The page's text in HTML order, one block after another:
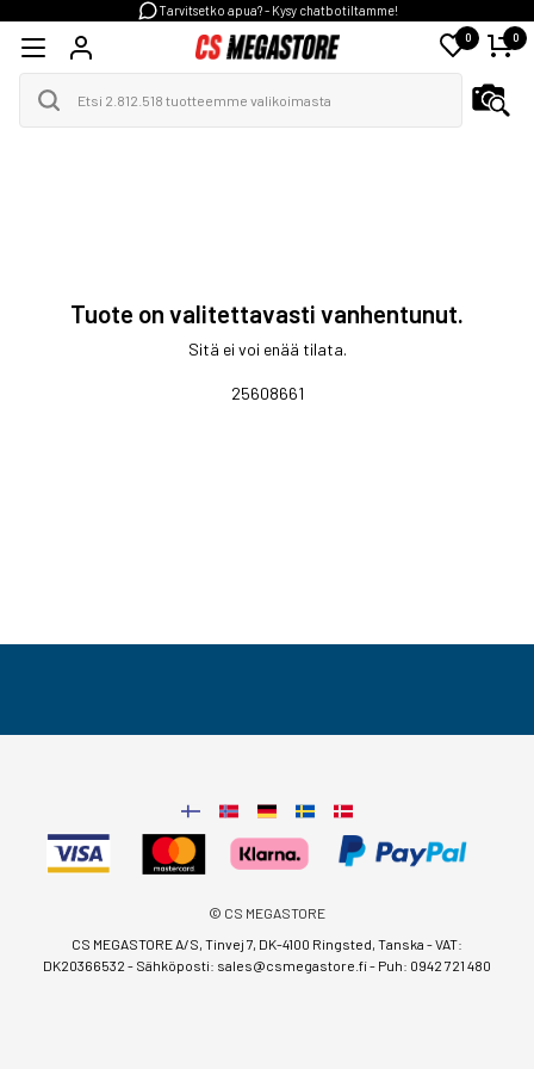
Tarvitsetko apua? - Kysy chatbotiltamme!
0 0
Tuote on valitettavasti vanhentunut.
Sitä ei voi enää tilata.
25608661
© CS MEGASTORE
CS MEGASTORE A/S, Tinvej 7, DK-4100 Ringsted, Tanska - VAT:
DK20366532 - Sähköposti: sales@csmegastore.fi- Puh: 0942 721 480